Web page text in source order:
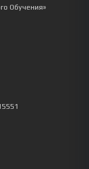
Обучения»